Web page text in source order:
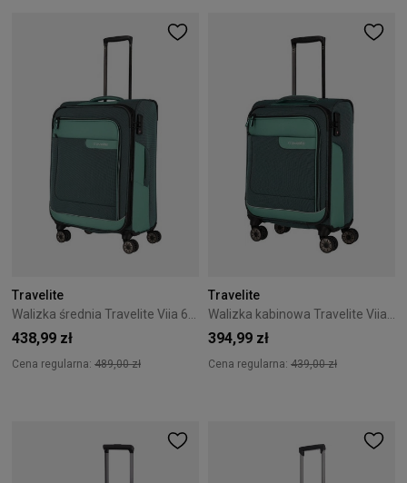
Travelite
438,99 zł
Cena regularna: 489,00 zł
Travelite
394,99 zł
Cena regularna: 439,00 zł